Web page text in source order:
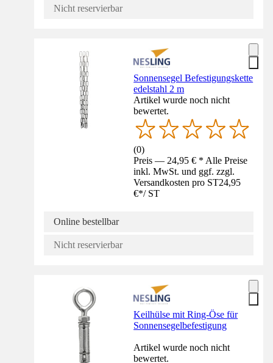
Nicht reservierbar
Sonnensegel Befestigungskette
edelstahl 2 m
Artikel wurde noch nicht
bewertet.
(0)
Preis — 24,95 € * Alle Preise
inkl. MwSt. und ggf. zzgl.
Versandkosten pro ST24,95
€*/ ST
Online bestellbar
Nicht reservierbar
Keilhülse mit Ring-Öse für
Sonnensegelbefestigung
Artikel wurde noch nicht
bewertet.